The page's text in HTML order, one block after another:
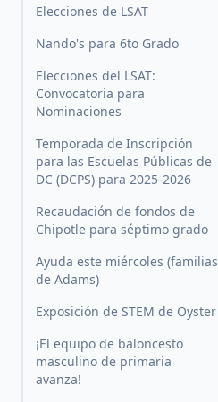
Elecciones de LSAT
Nando's para 6to Grado
Elecciones del LSAT:
Convocatoria para
Nominaciones
Temporada de Inscripción
para las Escuelas Públicas de
DC (DCPS) para 2025-2026
Recaudación de fondos de
Chipotle para séptimo grado
Ayuda este miércoles (familias
de Adams)
Exposición de STEM de Oyster
¡El equipo de baloncesto
masculino de primaria
avanza!